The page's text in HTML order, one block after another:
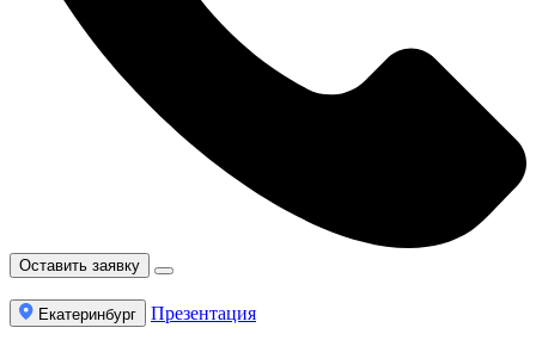
Оставить заявку
Екатеринбург Презентация